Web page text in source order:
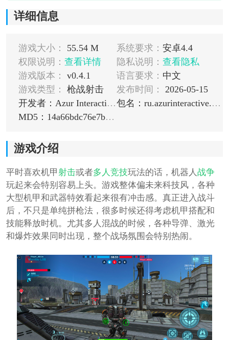
详细信息
游戏大小： 55.54 M 系统要求： 安卓4.4
权限说明： 查看详情 隐私说明： 查看隐私
游戏版本：
v0.4.1 语言要求： 中文
游戏类型：
枪战射击 发布时间：
2026-05-15
开发者：Azur Interactive Games Limited
包名：ru.azurinteractive.robotwarfare
MD5：14a66bdc76e7bc614da268c493b050fc
游戏介绍
平时喜欢机甲射击或者多人竞技玩法的话，机器人战争
玩起来会特别容易上头。游戏整体偏未来科技风，各种
大型机甲和武器特效看起来很有冲击感。真正进入战斗
后，不只是单纯拼枪法，很多时候还得考虑机甲搭配和
技能释放时机。尤其多人混战的时候，各种导弹、激光
和爆炸效果同时出现，整个战场氛围会特别热闹。